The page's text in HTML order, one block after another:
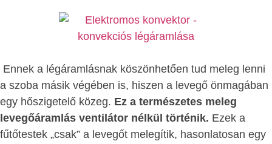
Ennek a légáramlásnak köszönhetően tud meleg lenni
a szoba másik végében is, hiszen a levegő önmagában
egy hőszigetelő közeg. Ez a természetes meleg
levegőáramlás ventilátor nélkül történik. Ezek a
fűtőtestek „csak” a levegőt melegítik, hasonlatosan egy